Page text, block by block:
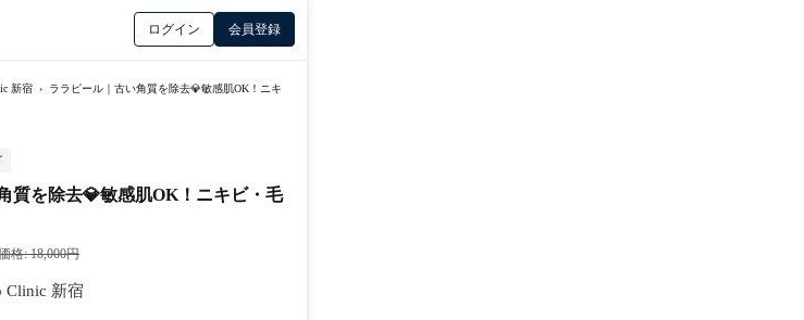
ログイン 会員登録
新宿 ›
ララピール｜古い角質を除去💎敏感肌OK！ニキ
質を除去💎敏感肌OK！ニキビ・毛
格: 18,000円
Clinic 新宿